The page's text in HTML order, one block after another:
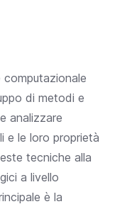
computazionale
di metodi e
analizzare
e le loro proprietà
tecniche alla
a livello
è la